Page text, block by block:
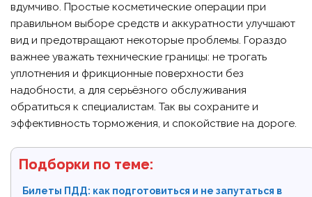
вдумчиво. Простые косметические операции при
правильном выборе средств и аккуратности улучшают
вид и предотвращают некоторые проблемы. Гораздо
важнее уважать технические границы: не трогать
уплотнения и фрикционные поверхности без
надобности, а для серьёзного обслуживания
обратиться к специалистам. Так вы сохраните и
эффективность торможения, и спокойствие на дороге.
Подборки по теме:
Билеты ПДД: как подготовиться и не запутаться в